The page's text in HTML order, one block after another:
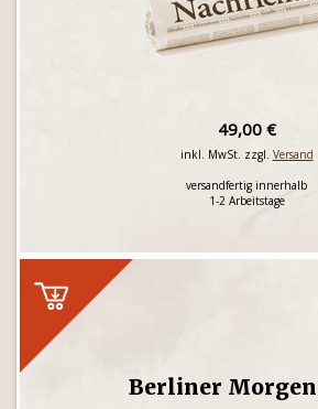
49,00 €
inkl. MwSt. zzgl. Versand
versandfertig innerhalb
1-2 Arbeitstage
Berliner